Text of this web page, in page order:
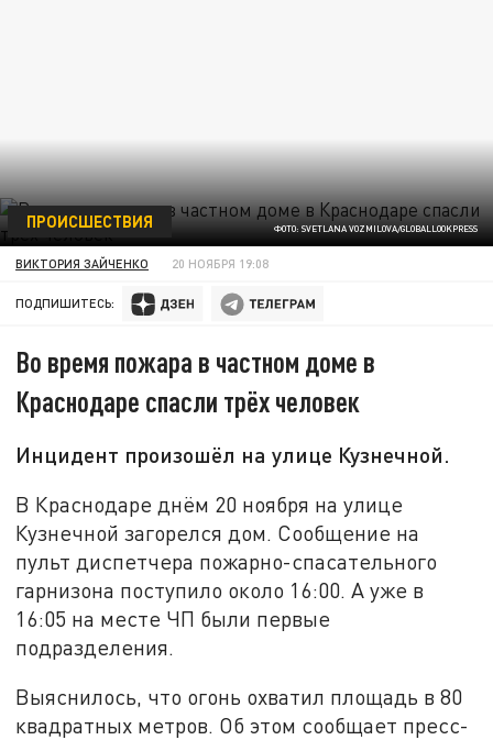
ФОТО: SVETLANA VOZMILOVA/GLOBALLOOKPRESS
ПРОИСШЕСТВИЯ
ВИКТОРИЯ ЗАЙЧЕНКО 20 НОЯБРЯ 19:08
ПОДПИШИТЕСЬ:
Во время пожара в частном доме в
Краснодаре спасли трёх человек
Инцидент произошёл на улице Кузнечной.
В Краснодаре днём 20 ноября на улице
Кузнечной загорелся дом. Сообщение на
пульт диспетчера пожарно-спасательного
гарнизона поступило около 16:00. А уже в
16:05 на месте ЧП были первые
подразделения.
Выяснилось, что огонь охватил площадь в 80
квадратных метров. Об этом сообщает пресс-